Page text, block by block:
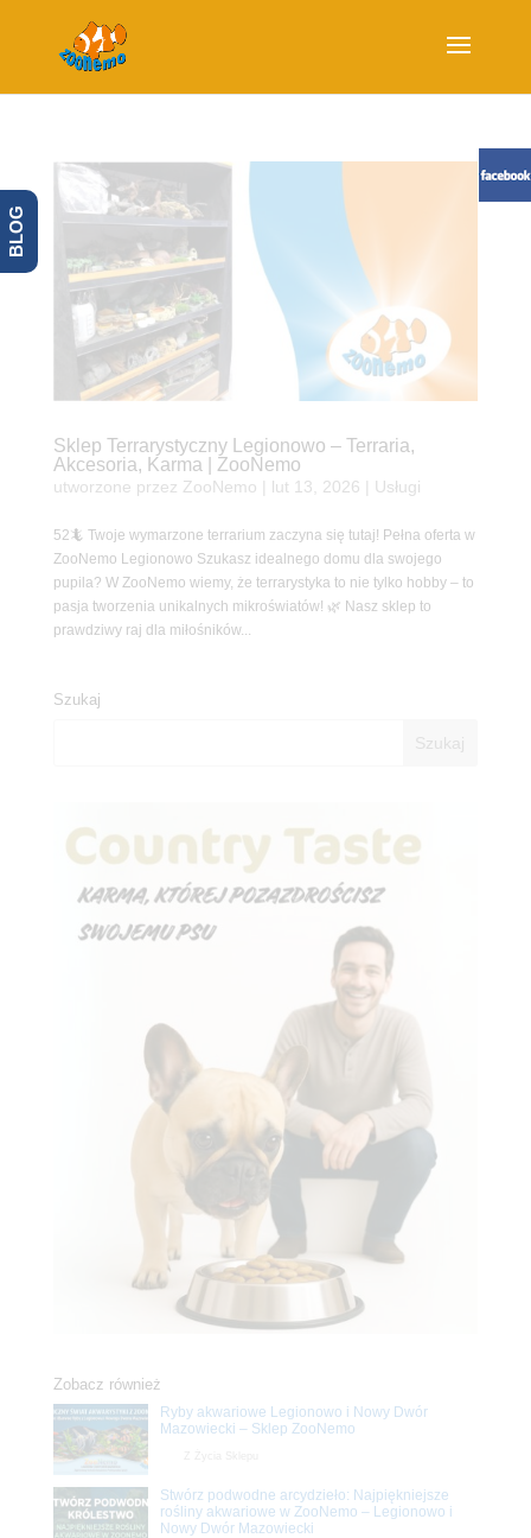
Sklep Terrarystyczny Legionowo – Terraria,
Akcesoria, Karma | ZooNemo
utworzone przez ZooNemo lut 13, 2026 Usługi
52🦎 Twoje wymarzone terrarium zaczyna się tutaj! Pełna oferta w
ZooNemo Legionowo Szukasz idealnego domu dla swojego
pupila? W ZooNemo wiemy, że terrarystyka to nie tylko hobby – to
pasja tworzenia unikalnych mikroświatów! 🌿 Nasz sklep to
prawdziwy raj dla miłośników...
Szukaj
Zobacz również
Ryby akwariowe Legionowo i Nowy Dwór
Mazowiecki – Sklep ZooNemo
Stwórz podwodne arcydzieło: Najpiękniejsze
rośliny akwariowe w ZooNemo – Legionowo i
Nowy Dwór Mazowiecki
BLOG